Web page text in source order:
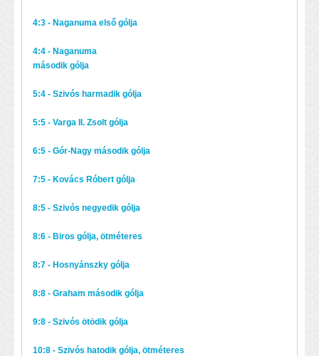
4:3 - Naganuma első gólja
4:4 - Naganuma
második gólja
5:4 - Szivós harmadik gólja
5:5 - Varga II. Zsolt gólja
6:5 - Gór-Nagy második gólja
7:5 - Kovács Róbert gólja
8:5 - Szivós negyedik gólja
8:6 - Biros gólja, ötméteres
8:7 - Hosnyánszky gólja
8:8 - Graham második gólja
9:8 - Szivós ötödik gólja
10:8 - Szivós hatodik gólja, ötméteres